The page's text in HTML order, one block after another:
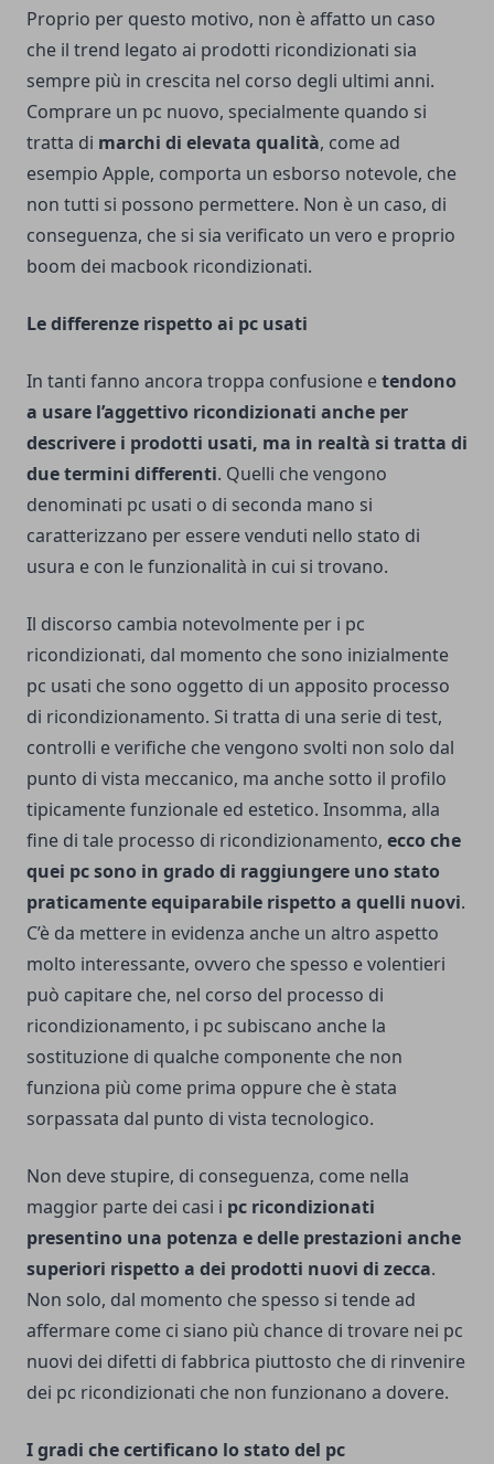
Proprio per questo motivo, non è affatto un caso
che il trend legato ai prodotti ricondizionati sia
sempre più in crescita nel corso degli ultimi anni.
Comprare un pc nuovo, specialmente quando si
tratta di marchi di elevata qualità, come ad
esempio Apple, comporta un esborso notevole, che
non tutti si possono permettere. Non è un caso, di
conseguenza, che si sia verificato un vero e proprio
boom dei macbook ricondizionati.
Le differenze rispetto ai pc usati
In tanti fanno ancora troppa confusione etendono
a usare l’aggettivo ricondizionati anche per
descrivere i prodotti usati, ma in realtà si tratta di
due termini differenti. Quelli che vengono
denominati pc usati o di seconda mano si
caratterizzano per essere venduti nello stato di
usura e con le funzionalità in cui si trovano.
Il discorso cambia notevolmente per i pc
ricondizionati, dal momento che sono inizialmente
pc usati che sono oggetto di un apposito processo
di ricondizionamento. Si tratta di una serie di test,
controlli e verifiche che vengono svolti non solo dal
punto di vista meccanico, ma anche sotto il profilo
tipicamente funzionale ed estetico. Insomma, alla
fine di tale processo di ricondizionamento, ecco che
quei pc sono in grado di raggiungere uno stato
praticamente equiparabile rispetto a quelli nuovi.
C’è da mettere in evidenza anche un altro aspetto
molto interessante, ovvero che spesso e volentieri
può capitare che, nel corso del processo di
ricondizionamento, i pc subiscano anche la
sostituzione di qualche componente che non
funziona più come prima oppure che è stata
sorpassata dal punto di vista tecnologico.
Non deve stupire, di conseguenza, come nella
maggior parte dei casi i pc ricondizionati
presentino una potenza e delle prestazioni anche
superiori rispetto a dei prodotti nuovi di zecca.
Non solo, dal momento che spesso si tende ad
affermare come ci siano più chance di trovare nei pc
nuovi dei difetti di fabbrica piuttosto che di rinvenire
dei pc ricondizionati che non funzionano a dovere.
I gradi che certificano lo stato del pc